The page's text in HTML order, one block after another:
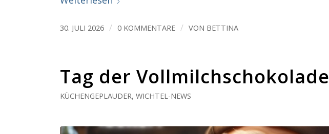
30. JULI 2026 / 0 KOMMENTARE / VON BETTINA
Tag der Vollmilchschokolade
KÜCHENGEPLAUDER,WICHTEL-NEWS